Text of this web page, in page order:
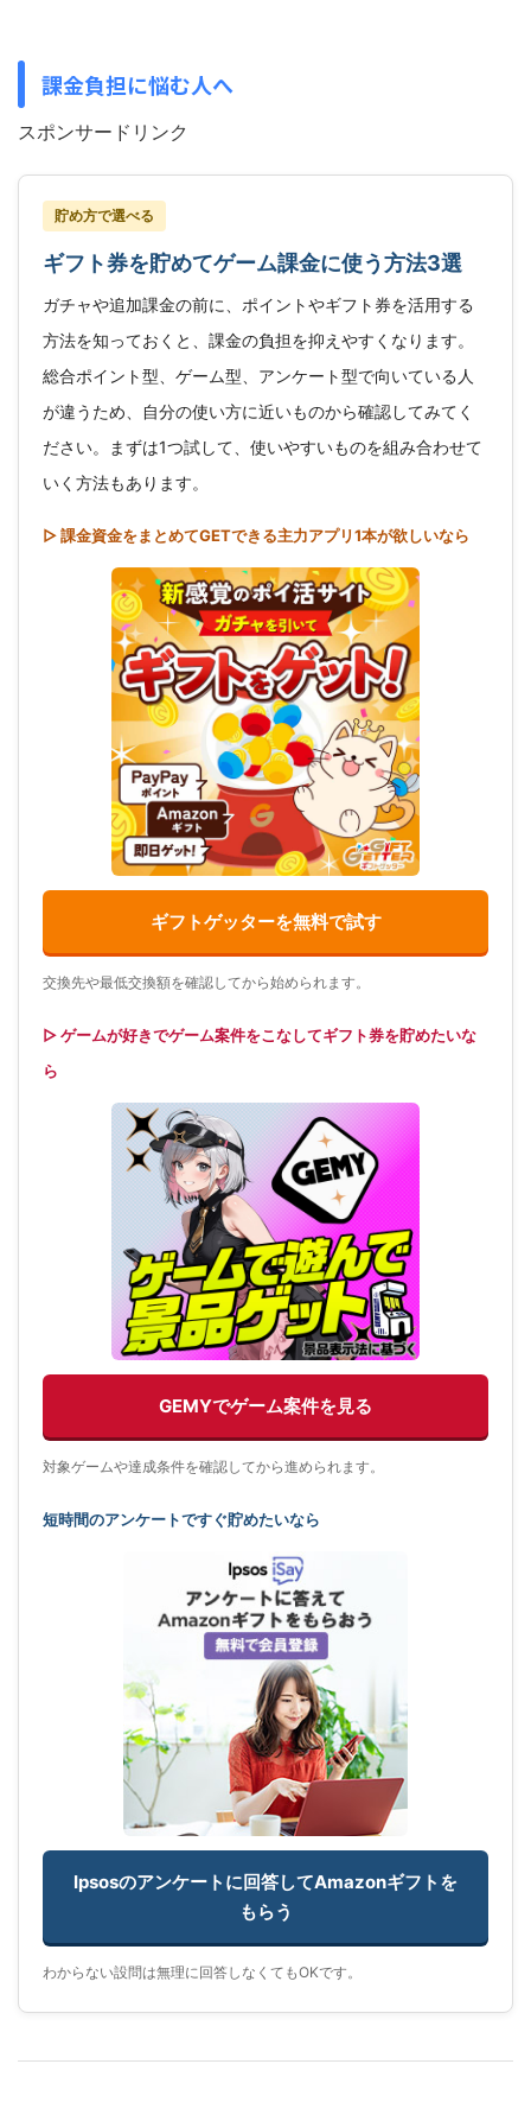
課金負担に悩む人へ
スポンサードリンク
貯め方で選べる
ギフト券を貯めてゲーム課金に使う方法3選
ガチャや追加課金の前に、ポイントやギフト券を活用する
方法を知っておくと、課金の負担を抑えやすくなります。
総合ポイント型、ゲーム型、アンケート型で向いている人
が違うため、自分の使い方に近いものから確認してみてく
ださい。まずは1つ試して、使いやすいものを組み合わせて
いく方法もあります。
▷ 課金資金をまとめてGETできる主力アプリ1本が欲しいなら
ギフトゲッターを無料で試す
交換先や最低交換額を確認してから始められます。
▷ ゲームが好きでゲーム案件をこなしてギフト券を貯めたいな
ら
GEMYでゲーム案件を見る
対象ゲームや達成条件を確認してから進められます。
短時間のアンケートですぐ貯めたいなら
Ipsosのアンケートに回答してAmazonギフトを
もらう
わからない設問は無理に回答しなくてもOKです。